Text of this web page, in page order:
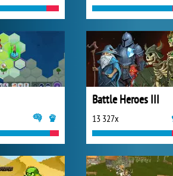
Battle Heroes III
13 327x